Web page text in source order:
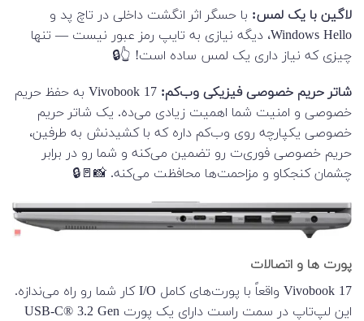
لاگین با یک لمس: با حسگر اثر انگشت داخلی در تاچ پد و
Windows Hello، دیگه نیازی به تایپ رمز عبور نیست — تنها
چیزی که نیاز داری یک لمس ساده است! 👆🔒
شاتر حریم خصوصی فیزیکی وب‌کم:
Vivobook 17 به حفظ حریم
خصوصی و امنیت شما اهمیت زیادی می‌ده. یک شاتر حریم
خصوصی یکپارچه روی وب‌کم داره که با کشیدنش به طرفین،
حریم خصوصی فوری‌ت رو تضمین می‌کنه و شما رو در برابر
چشمان کنجکاو و مزاحمت‌ها محافظت می‌کنه. 📸🚪🔒
پورت ها و اتصالات
Vivobook 17 واقعاً با پورت‌های کامل I/O کار شما رو راه می‌ندازه.
این لپ‌تاپ در سمت راست دارای یک پورت USB-C® 3.2 Gen